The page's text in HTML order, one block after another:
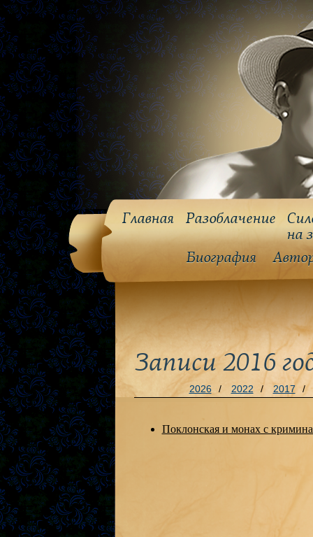
Главная Разоблачение
на
Биография
Записи 2016
2026 / 2022 / 2017 /
Поклонская и монах с